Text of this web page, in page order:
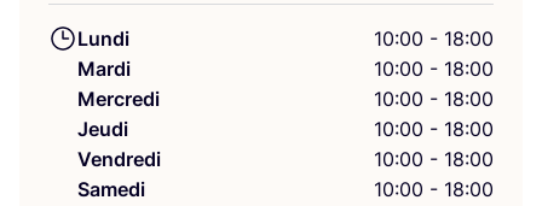
Lundi
10:00 - 18:00
Mardi
10:00 - 18:00
Mercredi
10:00 - 18:00
Jeudi
10:00 - 18:00
Vendredi
10:00 - 18:00
Samedi
10:00 - 18:00